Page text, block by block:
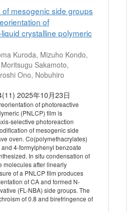
mesogenic side groups
of
crystalline polymeric
Kuroda, Mizuho Kondo,
Sakamoto,
Ono, Nobuhiro
2025年10月23日
of photoreactive
(PNLCP) film is
selective photoreaction
of mesogenic side
oven. Co(polymethacrylates)
4-formylphenyl benzoate
In situ condensation of
molecules after linearly
of a PNLCP film produces
of CA and formed N-
(FL-NBA) side groups. The
of 0.8 and birefringence of